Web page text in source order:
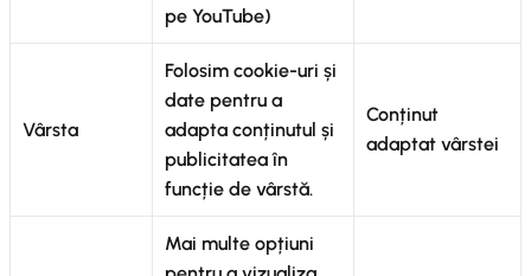
pe YouTube)
Vârsta
Folosim cookie-uri și
date pentru a
adapta conținutul și
publicitatea în
funcție de vârstă.
Conținut
adaptat vârstei
Mai multe opțiuni